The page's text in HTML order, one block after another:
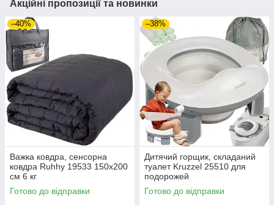
Акційні пропозиції та новинки
–40%
Важка ковдра, сенсорна
ковдра Ruhhy 19533 150х200
см 6 кг
Готово до відправки
–38%
Дитячий горщик, складаний
туалет Kruzzel 25510 для
подорожей
Готово до відправки